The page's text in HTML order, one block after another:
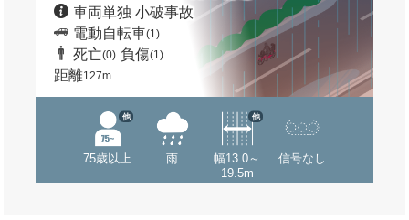
車両単独 小破事故
電動自転車(1)
死亡(0) 負傷(1)
距離127m
75歳以上
他
雨
幅13.0～
19.5m
他
信号なし